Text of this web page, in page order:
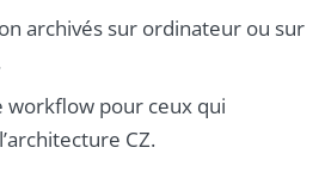
archivés sur ordinateur ou sur
workflow pour ceux qui
CZ.